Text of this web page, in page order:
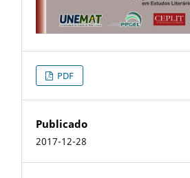
PDF
Publicado
2017-12-28